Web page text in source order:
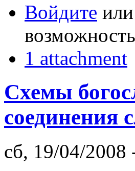
Войдите или
1 attachment
Схемы
соединения
сб, 19/04/